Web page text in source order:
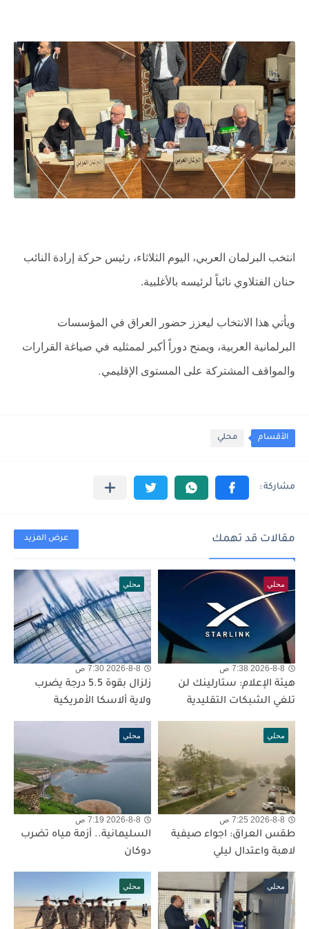
انتخب البرلمان العربي، اليوم الثلاثاء، رئيس حركة إرادة النائب
حنان الفتلاوي نائباً لرئيسه بالأغلبية.
ويأتي هذا الانتخاب ليعزز حضور العراق في المؤسسات
البرلمانية العربية، ويمنح دوراً أكبر لممثليه في صياغة القرارات
والمواقف المشتركة على المستوى الإقليمي.
الأقسام محلي
مقالات قد تهمك عرض المزيد
محلي
2026-8-8 7:38 ص
هيئة الإعلام: ستارلينك لن
تلغي الشبكات التقليدية
محلي
2026-8-8 7:30 ص
زلزال بقوة 5.5 درجة يضرب
ولاية ألاسكا الأمريكية
محلي
2026-8-8 7:25 ص
طقس العراق: اجواء صيفية
لاهبة واعتدال ليلي
محلي
2026-8-8 7:19 ص
السليمانية.. أزمة مياه تضرب
دوكان
محلي محلي